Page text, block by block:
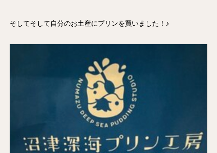
そしてそして自分のお土産にプリンを買いました！♪